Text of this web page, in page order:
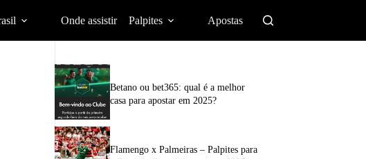
Onde assistir Palpites Apostas
Betano ou bet365: qual é a melhor
casa para apostar em 2025?
Flamengo x Palmeiras – Palpites para